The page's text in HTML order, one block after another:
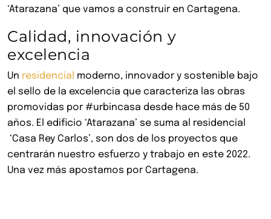
‘Atarazana’ que vamos a construir en Cartagena.
Calidad, innovación y
excelencia
Un residencial moderno, innovador y sostenible bajo
el sello de la excelencia que caracteriza las obras
promovidas por #urbincasa desde hace más de 50
años. El edificio ‘Atarazana’ se suma al residencial
‘Casa Rey Carlos’, son dos de los proyectos que
centrarán nuestro esfuerzo y trabajo en este 2022.
Una vez más apostamos por Cartagena.